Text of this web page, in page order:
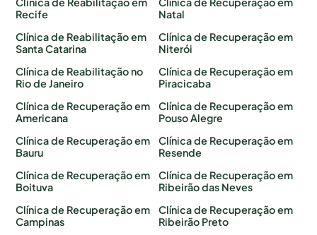
Recife
Clínica de Reabilitação em
Santa Catarina
Clínica de Reabilitação no
Rio de Janeiro
Clínica de Recuperação em
Americana
Clínica de Recuperação em
Bauru
Clínica de Recuperação em
Boituva
Clínica de Recuperação em
Campinas
Natal
Clínica de Recuperação em
Niterói
Clínica de Recuperação em
Piracicaba
Clínica de Recuperação em
Pouso Alegre
Clínica de Recuperação em
Resende
Clínica de Recuperação em
Ribeirão das Neves
Clínica de Recuperação em
Ribeirão Preto